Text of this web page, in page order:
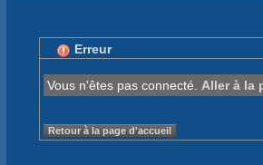
Erreur
Vous n'êtes pas connecté. Aller à la
Retour à la page d'accueil